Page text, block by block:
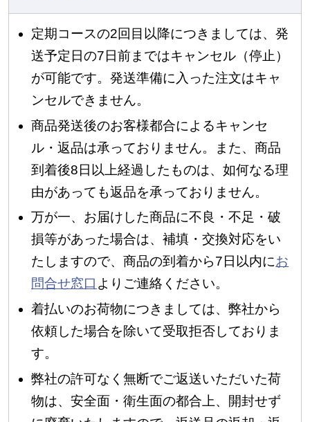
定期コースの2回目以降につきましては、発
送予定日の7日前まではキャンセル（停止）
が可能です。発送準備に入った注文はキャ
ンセルできません。
商品発送後のお客様都合によるキャンセ
ル・返品は承っておりません。また、商品
到着後8日以上経過したものは、如何なる理
由があっても返品を承っておりません。
万が一、お届けした商品に不良・不足・破
損等があった場合は、補填・交換対応をい
たしますので、商品の到着から7日以内にお
問合せ窓口 よりご連絡ください。
着払いのお荷物につきましては、弊社から
依頼した場合を除いて受取拒否しておりま
す。
弊社の許可なく無断でご返送いただいた荷
物は、安全面・衛生面の都合上、開封せず